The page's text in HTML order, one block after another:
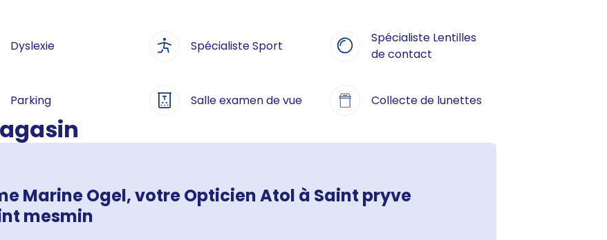
Dyslexie Spécialiste Sport
Spécialiste Lentilles
de contact
Parking Salle examen de vue Collecte de lunettes
Marine Ogel, votre Opticien Atol à Saint pryve
mesmin